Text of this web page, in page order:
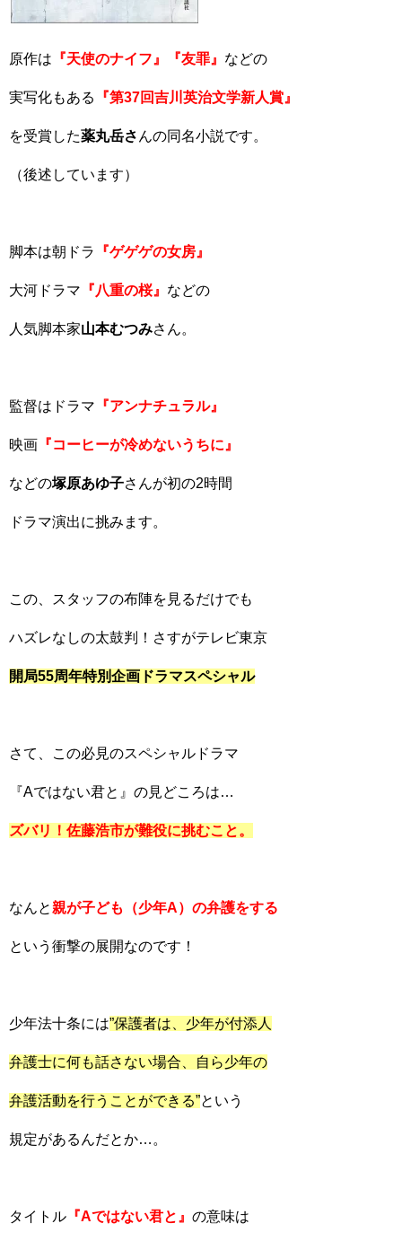
原作は 『天使のナイフ』『友罪』 などの
実写化もある 『第37回吉川英治文学新人賞』
を受賞した薬丸岳さ んの同名小説です。
（後述しています）
脚本は朝ドラ 『ゲゲゲの女房』
大河ドラマ 『八重の桜』 などの
人気脚本家山本むつみさん。
監督はドラマ 『アンナチュラル』
映画 『コーヒーが冷めないうちに』
などの塚原あゆ子さんが初の2時間
ドラマ演出に挑みます。
この、スタッフの布陣を見るだけでも
ハズレなしの太鼓判！さすがテレビ東京
開局55周年特別企画ドラマスペシャル
さて、この必見のスペシャルドラマ
『Aではない君と』の見どころは…
ズバリ！佐藤浩市が難役に挑むこと。
なんと親が子ども（少年A）の弁護をする
という衝撃の展開なのです！
少年法十条には”保護者は、少年が付添人
弁護士に何も話さない場合、自ら少年の
弁護活動を行うことができる”という
規定があるんだとか…。
タイトル 『Aではない君と』 の意味は